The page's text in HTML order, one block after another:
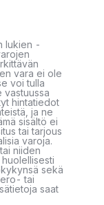
lukien -
vara ei ole
voi tulla
vastuussa
hintatiedot
ja ne
sisältö ei
tai tarjous
varoja.
niiden
sekä
tai
saat